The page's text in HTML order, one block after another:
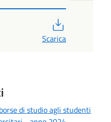
Scarica
di studio agli studenti